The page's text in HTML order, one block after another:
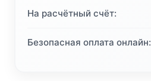
На расчётный счёт:
Безопасная оплата онлайн: